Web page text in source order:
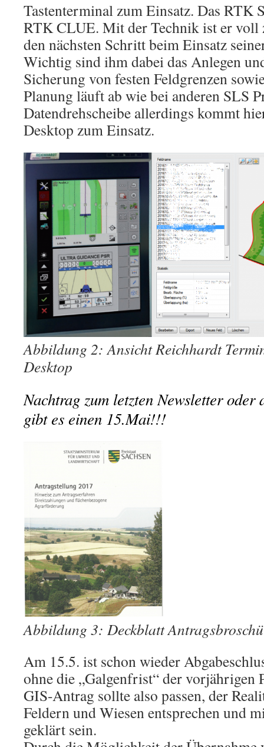
Tastenterminal zum Einsatz. Das RTK
RTK CLUE. Mit der Technik ist er voll
den nächsten Schritt beim Einsatz
Wichtig sind ihm dabei das Anlegen
Sicherung von festen Feldgrenzen
Planung läuft ab wie bei anderen SLS
Datendrehscheibe allerdings kommt
Desktop zum Einsatz.
Abbildung 2: Ansicht Reichhardt
Desktop
Nachtrag zum letzten Newsletter oder
gibt es einen 15.Mai!!!
Abbildung 3: Deckblatt
Am 15.5. ist schon wieder
ohne die „Galgenfrist“ der vorjährigen
GIS-Antrag sollte also passen, der
Feldern und Wiesen entsprechen und
geklärt sein.